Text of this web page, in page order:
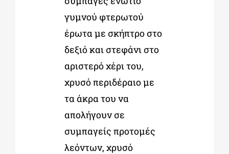
γυμνού φτερωτού
έρωτα με σκήπτρο στο
δεξιό και στεφάνι στο
αριστερό χέρι του,
χρυσό περιδέραιο με
τα άκρα του να
απολήγουν σε
συμπαγείς προτομές
λεόντων, χρυσό